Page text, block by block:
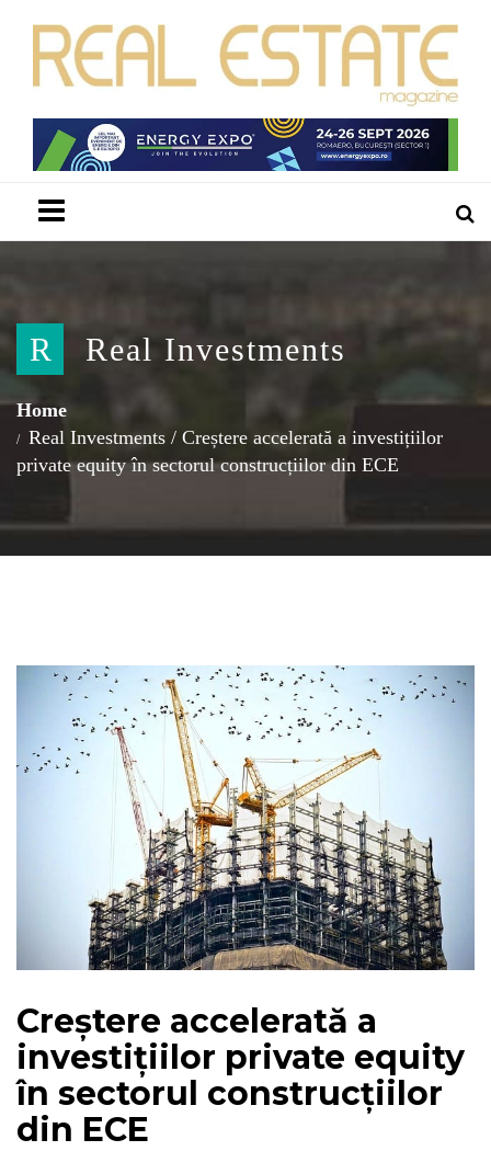
R Real Investments
Home
Real Investments / Creștere accelerată a investițiilor
private equity în sectorul construcțiilor din ECE
Creștere accelerată a
investițiilor private equity
în sectorul construcțiilor
din ECE